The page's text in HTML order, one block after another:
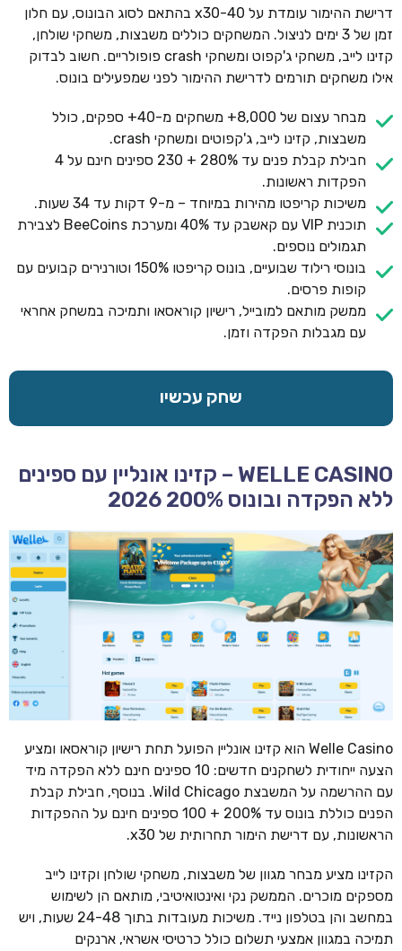
דרישת ההימור עומדת על x30-40 בהתאם לסוג הבונוס, עם חלון
זמן של 3 ימים לניצול. המשחקים כוללים משבצות, משחקי שולחן,
קזינו לייב, משחקי ג'קפוט ומשחקי crash פופולריים. חשוב לבדוק
אילו משחקים תורמים לדרישת ההימור לפני שמפעילים בונוס.
מבחר עצום של 8,000+ משחקים מ-40+ ספקים, כולל
משבצות, קזינו לייב, ג'קפוטים ומשחקי crash.
חבילת קבלת פנים עד 280% + 230 ספינים חינם על 4
הפקדות ראשונות.
משיכות קריפטו מהירות במיוחד – מ-9 דקות עד 34 שעות.
תוכנית VIP עם קאשבק עד 40% ומערכת BeeCoins לצבירת
תגמולים נוספים.
בונוסי רילוד שבועיים, בונוס קריפטו 150% וטורנירים קבועים עם
קופות פרסים.
ממשק מותאם למובייל, רישיון קוראסאו ותמיכה במשחק אחראי
עם מגבלות הפקדה וזמן.
שחק עכשיו
WELLE CASINO – קזינו אונליין עם ספינים
ללא הפקדה ובונוס 200% 2026
Welle Casino הוא קזינו אונליין הפועל תחת רישיון קוראסאו ומציע
הצעה ייחודית לשחקנים חדשים: 10 ספינים חינם ללא הפקדה מיד
עם ההרשמה על המשבצת Wild Chicago. בנוסף, חבילת קבלת
הפנים כוללת בונוס עד 200% + 100 ספינים חינם על ההפקדות
הראשונות, עם דרישת הימור תחרותית של x30.
הקזינו מציע מבחר מגוון של משבצות, משחקי שולחן וקזינו לייב
מספקים מוכרים. הממשק נקי ואינטואיטיבי, מותאם הן לשימוש
במחשב והן בטלפון נייד. משיכות מעובדות בתוך 24-48 שעות, ויש
תמיכה במגוון אמצעי תשלום כולל כרטיסי אשראי, ארנקים